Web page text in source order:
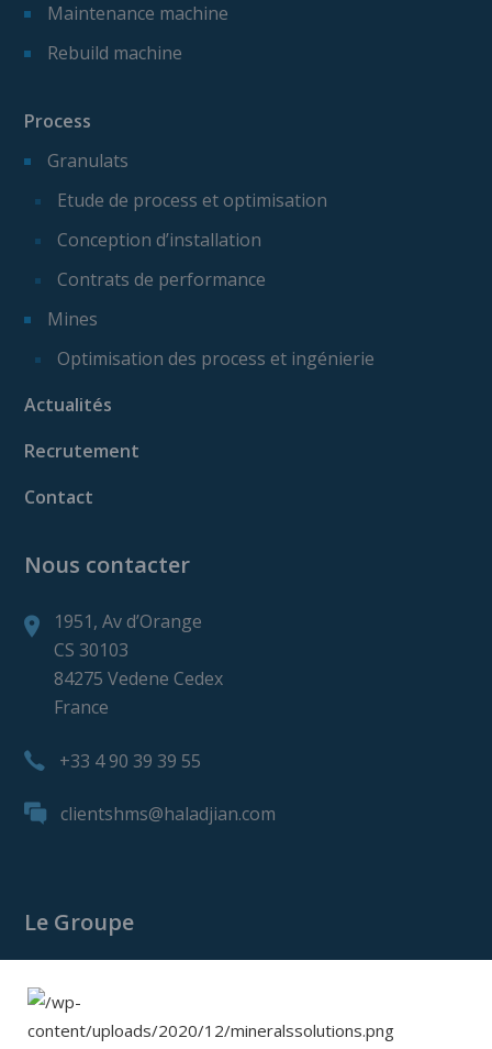
Maintenance machine
Rebuild machine
Process
Granulats
Etude de process et optimisation
Conception d’installation
Contrats de performance
Mines
Optimisation des process et ingénierie
Actualités
Recrutement
Contact
Nous contacter
1951, Av d’Orange
CS 30103
84275 Vedene Cedex
France
+33 4 90 39 39 55
clientshms@haladjian.com
Le Groupe
Haladjian Mining